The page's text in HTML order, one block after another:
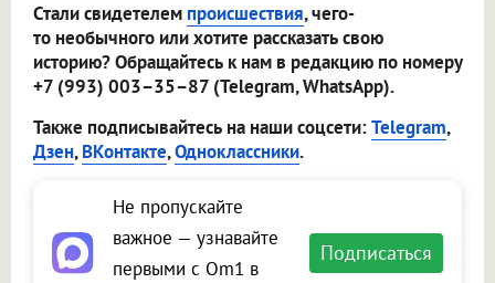
Стали свидетелем происшествия, чего-
то необычного или хотите рассказать свою
историю? Обращайтесь к нам в редакцию по номеру
+7 (993) 003–35–87 (Telegram, WhatsApp).
Также подписывайтесь на наши соцсети:Telegram,
Дзен,ВКонтакте,Одноклассники.
Не пропускайте
важное — узнавайте
первыми с Om1 в
Подписаться